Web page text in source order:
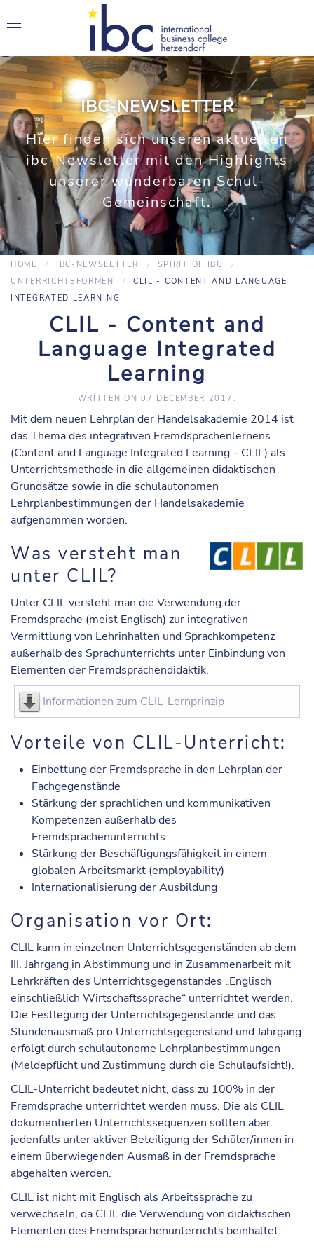
IBC-NEWSLETTER
Hier finden sich unseren aktuellen
ibc-Newsletter mit den Highlights
unserer wunderbaren Schul-
Gemeinschaft.
HOME IBC-NEWSLETTER
SPIRIT OF IBC
UNTERRICHTSFORMEN
CLIL - CONTENT AND LANGUAGE
INTEGRATED LEARNING
CLIL - Content and
Language Integrated
Learning
WRITTEN ON07 DECEMBER 2017 .
Mit dem neuen Lehrplan der Handelsakademie 2014 ist
das Thema des integrativen Fremdsprachenlernens
(Content and Language Integrated Learning – CLIL) als
Unterrichtsmethode in die allgemeinen didaktischen
Grundsätze sowie in die schulautonomen
Lehrplanbestimmungen der Handelsakademie
aufgenommen worden.
Was versteht man
unter CLIL?
Unter CLIL versteht man die Verwendung der
Fremdsprache (meist Englisch) zur integrativen
Vermittlung von Lehrinhalten und Sprachkompetenz
außerhalb des Sprachunterrichts unter Einbindung von
Elementen der Fremdsprachendidaktik.
Informationen zum CLIL-Lernprinzip
Vorteile von CLIL-Unterricht:
Einbettung der Fremdsprache in den Lehrplan der
Fachgegenstände
Stärkung der sprachlichen und kommunikativen
Kompetenzen außerhalb des
Fremdsprachenunterrichts
Stärkung der Beschäftigungsfähigkeit in einem
globalen Arbeitsmarkt (employability)
Internationalisierung der Ausbildung
Organisation vor Ort:
CLIL kann in einzelnen Unterrichtsgegenständen ab dem
III. Jahrgang in Abstimmung und in Zusammenarbeit mit
Lehrkräften des Unterrichtsgegenstandes „Englisch
einschließlich Wirtschaftssprache“ unterrichtet werden.
Die Festlegung der Unterrichtsgegenstände und das
Stundenausmaß pro Unterrichtsgegenstand und Jahrgang
erfolgt durch schulautonome Lehrplanbestimmungen
(Meldepflicht und Zustimmung durch die Schulaufsicht!).
CLIL-Unterricht bedeutet nicht, dass zu 100% in der
Fremdsprache unterrichtet werden muss. Die als CLIL
dokumentierten Unterrichtssequenzen sollten aber
jedenfalls unter aktiver Beteiligung der Schüler/innen in
einem überwiegenden Ausmaß in der Fremdsprache
abgehalten werden.
CLIL ist nicht mit Englisch als Arbeitssprache zu
verwechseln, da CLIL die Verwendung von didaktischen
Elementen des Fremdsprachenunterrichts beinhaltet.